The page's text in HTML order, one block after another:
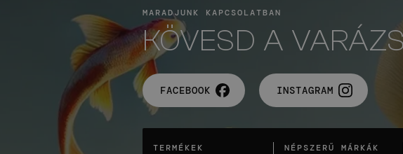
MARADJUNK KAPCSOLATBAN
KÖVESD A
FACEBOOK INSTAGRAM
TERMÉKEK NÉPSZERŰ MÁRKÁK